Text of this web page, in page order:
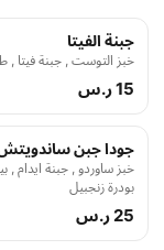
جبنة الفيتا
خبز التوست , جبنة فيتا
15 ر.س
جودا جبن
خبز ساوردو , جبنة ايدام
بودرة زنجبيل
25 ر.س